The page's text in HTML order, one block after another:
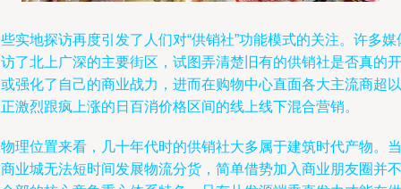
实地探访再度引发了人们对“供销社”功能模式的关注。许多媒
了北上广深的主要街区，试图弄清楚旧有的供销社是否真的开
强化了自己的商业战力，进而在购物中心直面各大主流商超以
激烈跟疯上涨的日百消价格区间的线上线下混合营销。
理位置来看，几十年代时的供销社大多属于建筑时代产物。当
业城无法短时间发展物流分货，简单借势加入商业朋友圈并不